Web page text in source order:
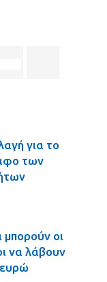
για το
των
μπορούν οι
να λάβουν